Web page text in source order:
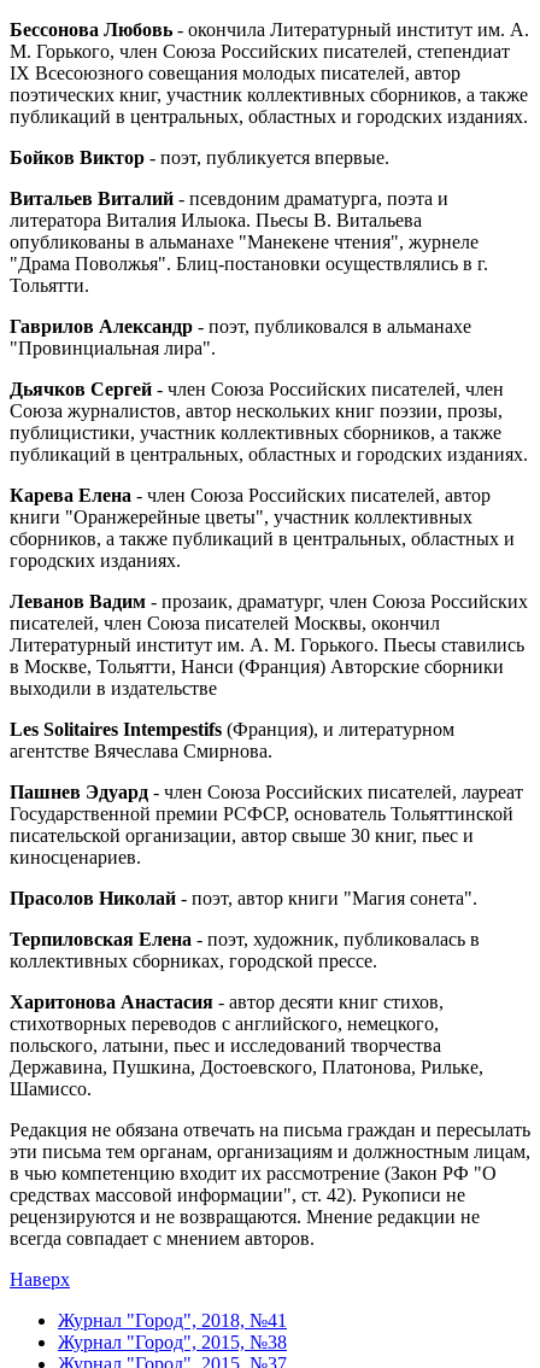
Бессонова Любовь - окончила Литературный институт им. А.
М. Горького, член Союза Российских писателей, степендиат
IX Всесоюзного совещания молодых писателей, автор
поэтических книг, участник коллективных сборников, а также
публикаций в центральных, областных и городских изданиях.
Бойков Виктор - поэт, публикуется впервые.
Витальев Виталий - псевдоним драматурга, поэта и
литератора Виталия Илыока. Пьесы В. Витальева
опубликованы в альманахе "Манекене чтения", журнеле
"Драма Поволжья". Блиц-постановки осуществлялись в г.
Тольятти.
Гаврилов Александр - поэт, публиковался в альманахе
"Провинциальная лира".
Дьячков Сергей - член Союза Российских писателей, член
Союза журналистов, автор нескольких книг поэзии, прозы,
публицистики, участник коллективных сборников, а также
публикаций в центральных, областных и городских изданиях.
Карева Елена - член Союза Российских писателей, автор
книги "Оранжерейные цветы", участник коллективных
сборников, а также публикаций в центральных, областных и
городских изданиях.
Леванов Вадим - прозаик, драматург, член Союза Российских
писателей, член Союза писателей Москвы, окончил
Литературный институт им. А. М. Горького. Пьесы ставились
в Москве, Тольятти, Нанси (Франция) Авторские сборники
выходили в издательстве
Les Solitaires Intempestifs (Франция), и литературном
агентстве Вячеслава Смирнова.
Пашнев Эдуард - член Союза Российских писателей, лауреат
Государственной премии РСФСР, основатель Тольяттинской
писательской организации, автор свыше 30 книг, пьес и
киносценариев.
Прасолов Николай - поэт, автор книги "Магия сонета".
Терпиловская Елена - поэт, художник, публиковалась в
коллективных сборниках, городской прессе.
Харитонова Анастасия - автор десяти книг стихов,
стихотворных переводов с английского, немецкого,
польского, латыни, пьес и исследований творчества
Державина, Пушкина, Достоевского, Платонова, Рильке,
Шамиссо.
Редакция не обязана отвечать на письма граждан и пересылать
эти письма тем органам, организациям и должностным лицам,
в чью компетенцию входит их рассмотрение (Закон РФ "О
средствах массовой информации", ст. 42). Рукописи не
рецензируются и не возвращаются. Мнение редакции не
всегда совпадает с мнением авторов.
Наверх
Журнал "Город", 2018, №41
Журнал "Город", 2015, №38
Журнал "Город", 2015, №37